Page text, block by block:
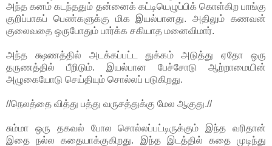
அந்த கனம் கடந்ததும் தன்னைக் கட்டியெழுப்பிக் கொள்கிற பாங்கு
குறிப்பாகப் பெண்களுக்கு மிக இயல்பானது. அதிலும் கணவன்
குலைவதை ஒருபோதும் பார்க்க சகியாத மனைவிமார்.
அந்த க்ஷணத்தில் அடக்கப்பட்ட துக்கம் அடுத்து ஏதோ ஒரு
தருணத்தில் பீறிடும். இயல்பான பேச்சோடு ஆற்றாமையின்
அழுகையோடு செய்தியும் சொல்லப் படுகிறது.
//நெலத்தை வித்து பத்து வருசத்துக்கு மேல ஆகுது.//
சும்மா ஒரு தகவல் போல சொல்லப்பட்டிருக்கும் இந்த வரிதான்
இதை நல்ல கதையாக்குகிறது. இந்த இடத்தில் கதை முடிந்து